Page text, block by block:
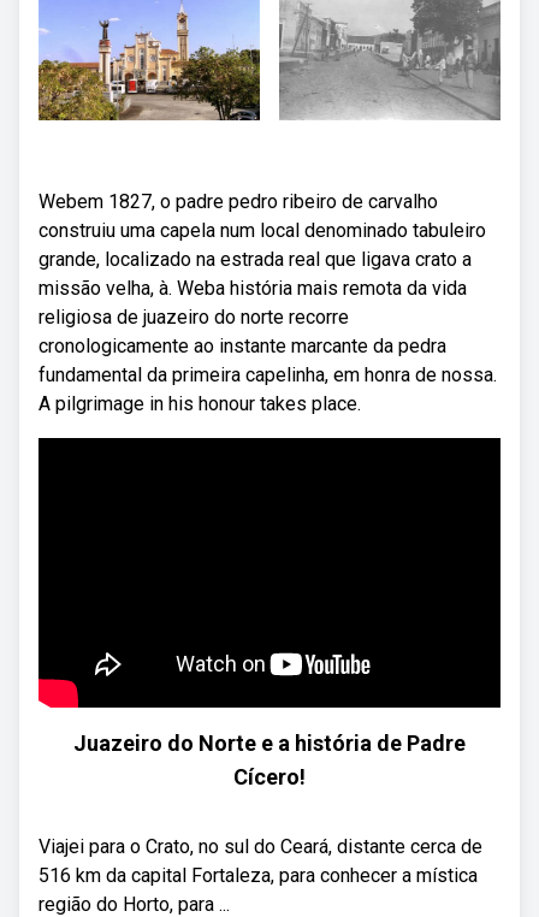
Webem 1827, o padre pedro ribeiro de carvalho
construiu uma capela num local denominado tabuleiro
grande, localizado na estrada real que ligava crato a
missão velha, à. Weba história mais remota da vida
religiosa de juazeiro do norte recorre
cronologicamente ao instante marcante da pedra
fundamental da primeira capelinha, em honra de nossa.
A pilgrimage in his honour takes place.
Juazeiro do Norte e a história de Padre
Cícero!
Viajei para o Crato, no sul do Ceará, distante cerca de
516 km da capital Fortaleza, para conhecer a mística
região do Horto, para ...